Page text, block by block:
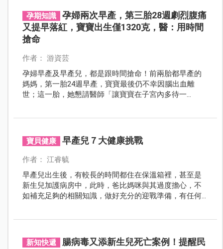
孕期知識
孕婦兩次早產，第三胎28週劇烈腹痛
又提早落紅，寶寶出生僅1320克，醫：用時間
搶命
作者： 游資芸
孕婦早產及早產兒，都是跟時間搶命！前兩胎都早產的
媽媽，第一胎24週早產，寶寶最後仍不幸因腦出血離
世；這一胎，她懇請醫師「讓寶寶在子宮內多待一
寶貝健康 早產兒７大健康挑戰
作者： 江睿毓
早產兒出生後，有較長的時間都住在保溫箱裡，甚至是
新生兒加護病房中，此時，爸比媽咪與其過度擔心，不
如補充足夠的相關知識，做好充分的迎戰準備，有任何
新知快遞
腸病毒又添新生兒死亡案例！提醒民